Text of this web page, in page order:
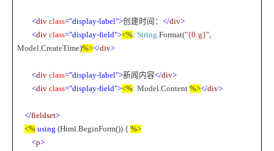
<div class="display-label">创建时间：</div>
<div class="display-field"><%: String.Format("{0:g}",
Model.CreateTime)%></div>
<div class="display-label">新闻内容</div>
<div class="display-field"><%: Model.Content%></div>
</fieldset>
<% using (Html.BeginForm()) {%>
<p>